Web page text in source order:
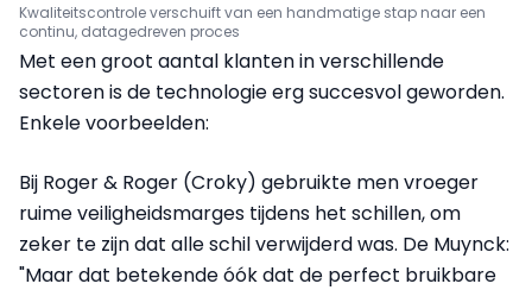
Kwaliteitscontrole verschuift van een handmatige stap naar een
continu, datagedreven proces
Met een groot aantal klanten in verschillende
sectoren is de technologie erg succesvol geworden.
Enkele voorbeelden:
Bij Roger & Roger (Croky) gebruikte men vroeger
ruime veiligheidsmarges tijdens het schillen, om
zeker te zijn dat alle schil verwijderd was. De Muynck:
"Maar dat betekende óók dat de perfect bruikbare